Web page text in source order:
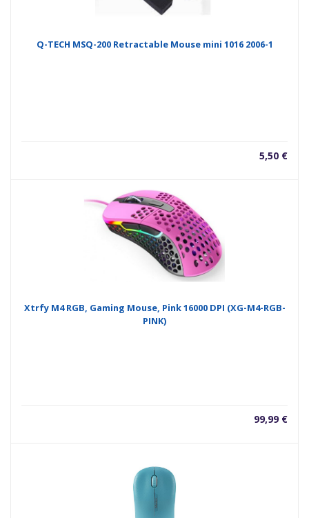
Q-TECH MSQ-200 Retractable Mouse mini 1016 2006-1
5,50 €
Xtrfy M4 RGB, Gaming Mouse, Pink 16000 DPI (XG-M4-RGB-
PINK)
99,99 €